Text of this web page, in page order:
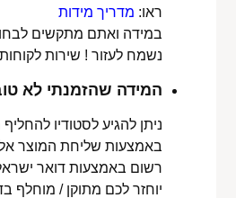
ראו: מדריך מידות
במידה ואתם מתקשים
נשמח לעזור ! שירות
המידה שהזמנתי לא
ניתן להגיע לסטודיו
באמצעות שליחת המוצר
רשום באמצעות דואר
יוחזר לכם מתוקן / מוחלף